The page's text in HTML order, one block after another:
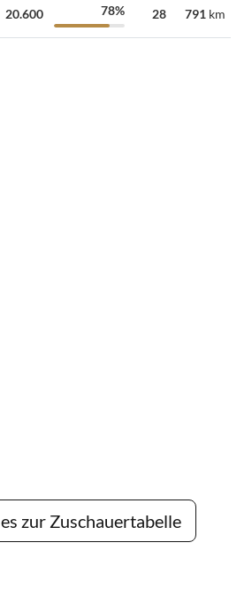
20.600 78% 28 791 km
zur Zuschauertabelle